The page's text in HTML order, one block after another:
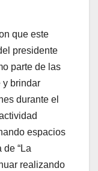
que este
presidente
parte de las
y brindar
durante el
espacios
“La
realizando